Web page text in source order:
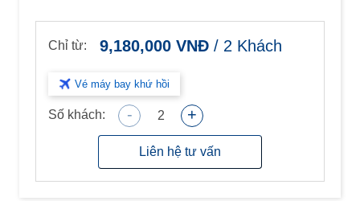
Chỉ từ: 9,180,000 VNĐ / 2 Khách
Vé máy bay khứ hồi
Số khách: - 2 +
Liên hệ tư vấn